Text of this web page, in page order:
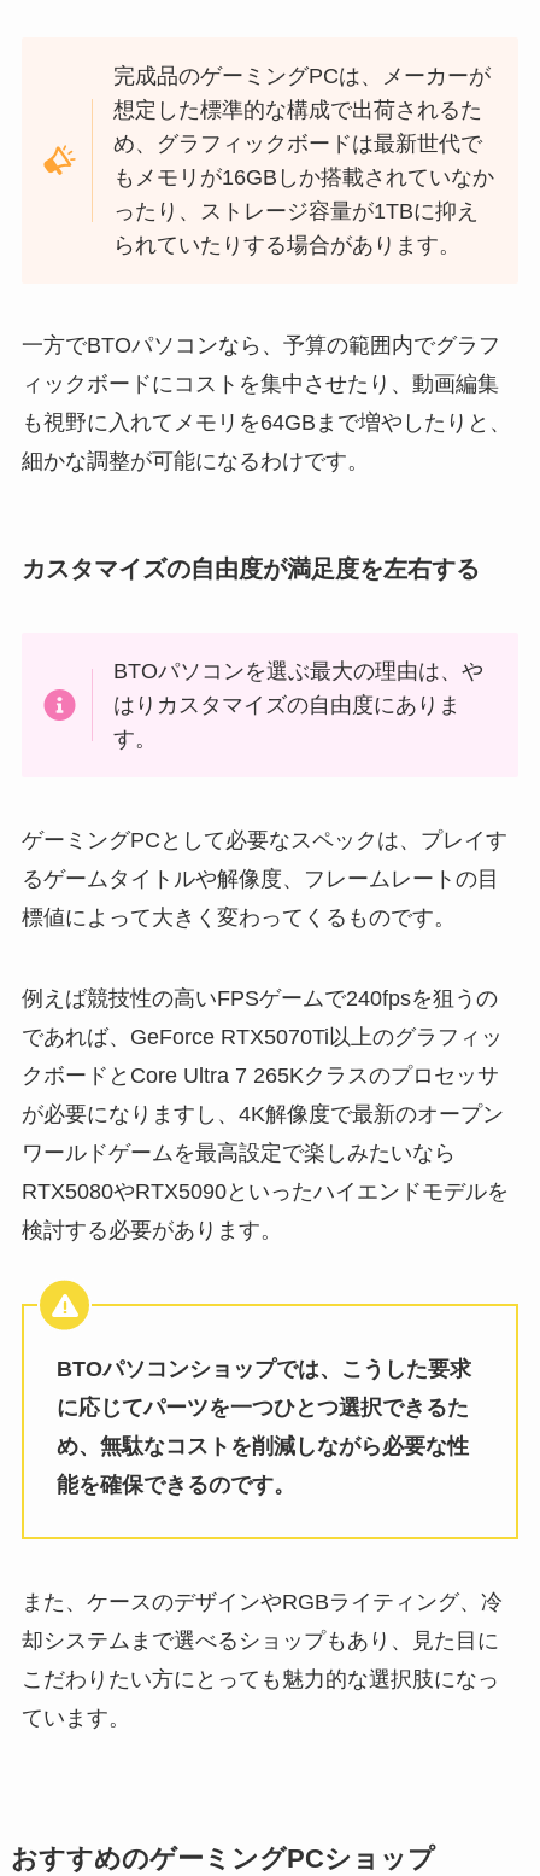
完成品のゲーミングPCは、メーカーが
想定した標準的な構成で出荷されるた
め、グラフィックボードは最新世代で
もメモリが16GBしか搭載されていなか
ったり、ストレージ容量が1TBに抑え
られていたりする場合があります。
一方でBTOパソコンなら、予算の範囲内でグラフ
ィックボードにコストを集中させたり、動画編集
も視野に入れてメモリを64GBまで増やしたりと、
細かな調整が可能になるわけです。
カスタマイズの自由度が満足度を左右する
BTOパソコンを選ぶ最大の理由は、や
はりカスタマイズの自由度にありま
す。
ゲーミングPCとして必要なスペックは、プレイす
るゲームタイトルや解像度、フレームレートの目
標値によって大きく変わってくるものです。
例えば競技性の高いFPSゲームで240fpsを狙うの
であれば、GeForce RTX5070Ti以上のグラフィッ
クボードとCore Ultra 7 265Kクラスのプロセッサ
が必要になりますし、4K解像度で最新のオープン
ワールドゲームを最高設定で楽しみたいなら
RTX5080やRTX5090といったハイエンドモデルを
検討する必要があります。
BTOパソコンショップでは、こうした要求
に応じてパーツを一つひとつ選択できるた
め、無駄なコストを削減しながら必要な性
能を確保できるのです。
また、ケースのデザインやRGBライティング、冷
却システムまで選べるショップもあり、見た目に
こだわりたい方にとっても魅力的な選択肢になっ
ています。
おすすめのゲーミングPCショップ